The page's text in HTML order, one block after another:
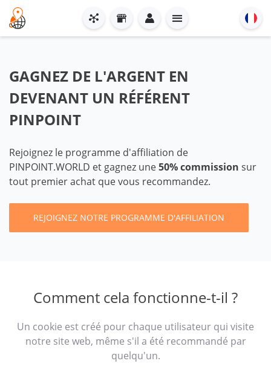
GAGNEZ DE L'ARGENT EN
DEVENANT UN RÉFÉRENT
PINPOINT
Rejoignez le programme d'affiliation de
PINPOINT.WORLD et gagnez une50% commission sur
tout premier achat que vous recommandez.
REJOIGNEZ NOTRE PROGRAMME D'AFFILIATION
Comment cela fonctionne-t-il ?
Un cookie est créé pour chaque utilisateur qui visite
notre site web, même s'il a été recommandé par
quelqu'un.